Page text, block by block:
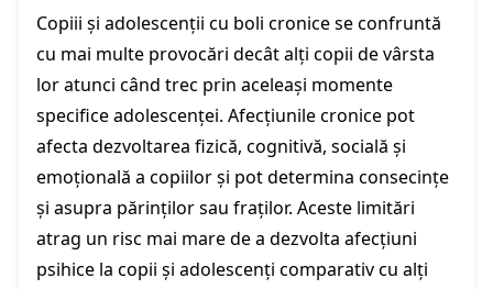
Copiii și adolescenții cu boli cronice se confruntă
cu mai multe provocări decât alți copii de vârsta
lor atunci când trec prin aceleași momente
specifice adolescenței. Afecțiunile cronice pot
afecta dezvoltarea fizică, cognitivă, socială și
emoțională a copiilor și pot determina consecințe
și asupra părinților sau fraților. Aceste limitări
atrag un risc mai mare de a dezvolta afecțiuni
psihice la copii și adolescenți comparativ cu alți